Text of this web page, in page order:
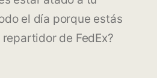
el día porque estás
de FedEx?